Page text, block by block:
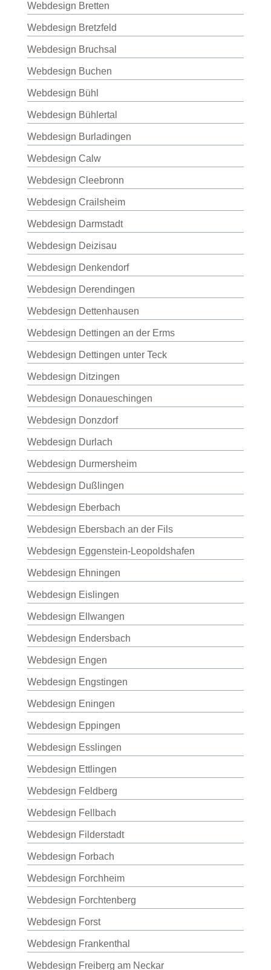
Webdesign Bretten
Webdesign Bretzfeld
Webdesign Bruchsal
Webdesign Buchen
Webdesign Bühl
Webdesign Bühlertal
Webdesign Burladingen
Webdesign Calw
Webdesign Cleebronn
Webdesign Crailsheim
Webdesign Darmstadt
Webdesign Deizisau
Webdesign Denkendorf
Webdesign Derendingen
Webdesign Dettenhausen
Webdesign Dettingen an der Erms
Webdesign Dettingen unter Teck
Webdesign Ditzingen
Webdesign Donaueschingen
Webdesign Donzdorf
Webdesign Durlach
Webdesign Durmersheim
Webdesign Dußlingen
Webdesign Eberbach
Webdesign Ebersbach an der Fils
Webdesign Eggenstein-Leopoldshafen
Webdesign Ehningen
Webdesign Eislingen
Webdesign Ellwangen
Webdesign Endersbach
Webdesign Engen
Webdesign Engstingen
Webdesign Eningen
Webdesign Eppingen
Webdesign Esslingen
Webdesign Ettlingen
Webdesign Feldberg
Webdesign Fellbach
Webdesign Filderstadt
Webdesign Forbach
Webdesign Forchheim
Webdesign Forchtenberg
Webdesign Forst
Webdesign Frankenthal
Webdesign Freiberg am Neckar